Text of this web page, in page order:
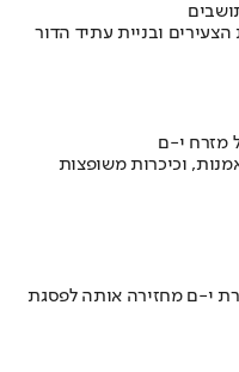
ובניית עתיד הדור
מזרח י-ם
וכיכרות משופצות
י-ם מחזירה אותה לפסגת